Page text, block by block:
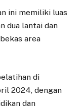
ini memiliki luas
dua lantai dan
area
di
2024, dengan
dan